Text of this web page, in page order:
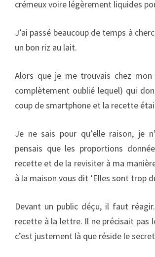
crémeux voire légèrement liquides
J’ai passé beaucoup de temps à
un bon riz au lait.
Alors que je me trouvais chez
complètement oublié lequel) qui
coup de smartphone et la recette
Je ne sais pour qu’elle raison, je
pensais que les proportions
recette et de la revisiter à ma
à la maison vous dit ‘Elles sont trop
Devant un public déçu, il faut
recette à la lettre. Il ne précisait pas
c’est justement là que réside le